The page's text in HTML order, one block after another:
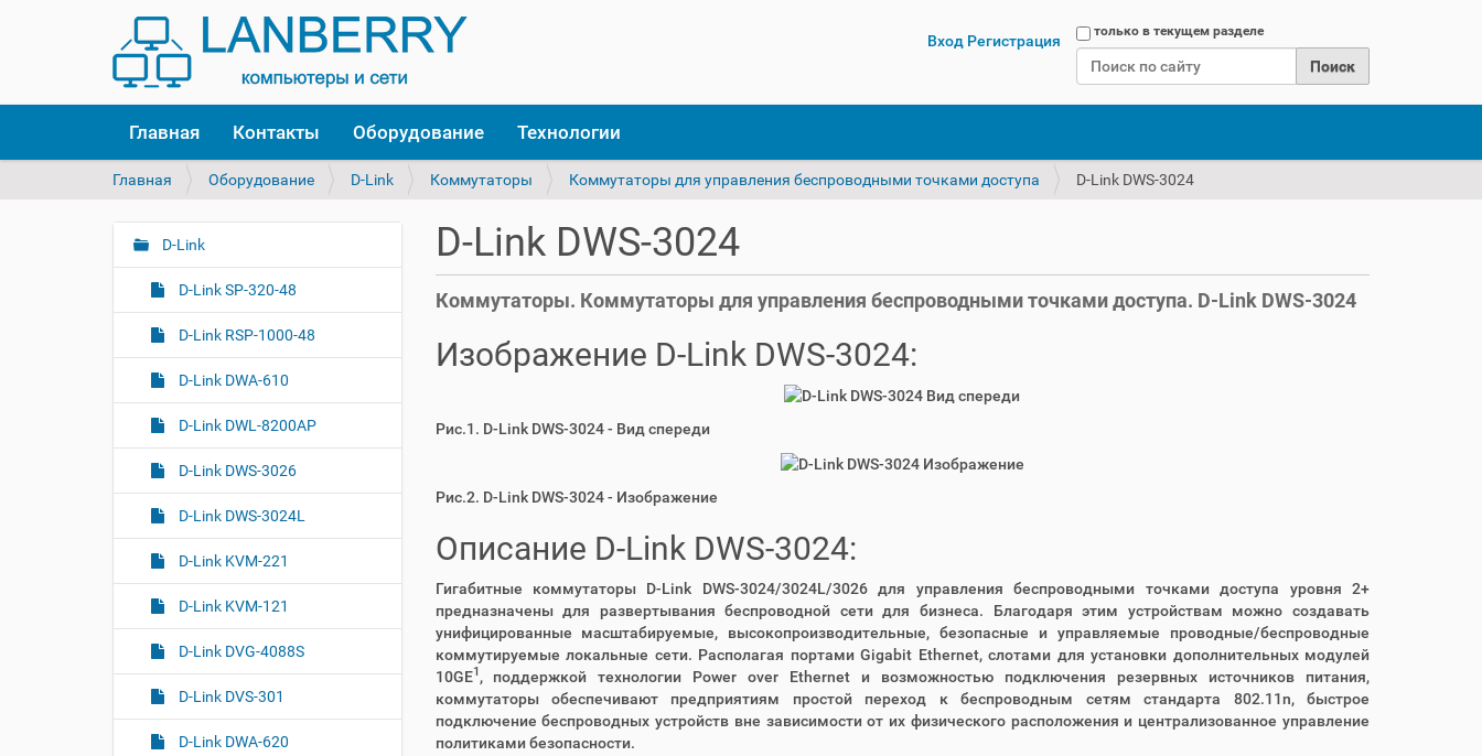
Поисктолько в текущем разделе
Вход Регистрация
Главная Контакты Оборудование Технологии
В
з
е
ь
Главная Оборудование D-Link Коммутаторы Коммутаторы для управления беспроводными точками доступа D-Link DWS-3024
D-Link DWS-3024
Коммутаторы. Коммутаторы для управления беспроводными точками доступа. D-Link DWS-3024
Изображение D-Link DWS-3024:
Рис.1. D-Link DWS-3024 - Вид спереди
Рис.2. D-Link DWS-3024 - Изображение
Описание D-Link DWS-3024:
Гигабитные коммутаторы D-Link DWS-3024/3024L/3026 для управления беспроводными точками доступа уровня 2+
предназначены для развертывания беспроводной сети для бизнеса. Благодаря этим устройствам можно создавать
унифицированные масштабируемые, высокопроизводительные, безопасные и управляемые проводные/беспроводные
коммутируемые локальные сети. Располагая портами Gigabit Ethernet, слотами для установки дополнительных модулей
10GE1 , поддержкой технологии Power over Ethernet и возможностью подключения резервных источников питания,
коммутаторы обеспечивают предприятиям простой переход к беспроводным сетям стандарта 802.11n, быстрое
подключение беспроводных устройств вне зависимости от их физического расположения и централизованное управление
политиками безопасности.
Н
г
и
D-Link
D-Link SP-320-48
D-Link RSP-1000-48
D-Link DWA-610
D-Link DWL-8200AP
D-Link DWS-3026
D-Link DWS-3024L
D-Link KVM-221
D-Link KVM-121
D-Link DVG-4088S
D-Link DVS-301
D-Link DWA-620